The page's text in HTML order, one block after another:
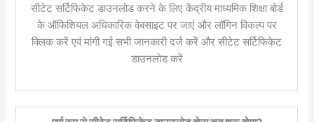
सीटेट सर्टिफिकेट डाउनलोड करने के लिए केंद्रीय माध्यमिक शिक्षा बोर्ड
के ऑफिशियल अधिकारिक वेबसाइट पर जाएं और लॉगिन विकल्प पर
क्लिक करें एवं मांगी गई सभी जानकारी दर्ज करें और सीटेट सर्टिफिकेट
डाउनलोड करें